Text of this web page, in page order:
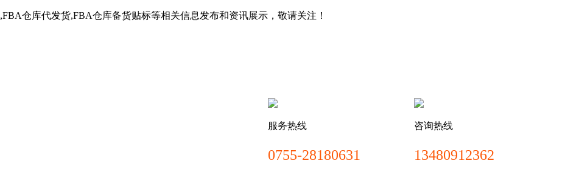
,FBA仓库代发货,FBA仓库备货贴标等相关信息发布和资讯展示，敬请关注！
咨询热线
13480912362
服务热线
0755-28180631